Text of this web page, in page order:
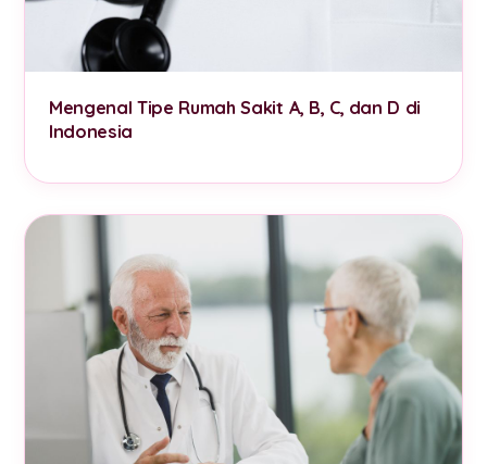
Mengenal Tipe Rumah Sakit A, B, C, dan D di
Indonesia